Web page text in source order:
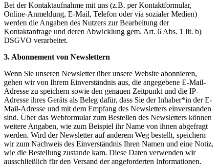
Bei der Kontaktaufnahme mit uns (z.B. per Kontaktformular,
Online-Anmeldung, E-Mail, Telefon oder via sozialer Medien)
werden die Angaben des Nutzers zur Bearbeitung der
Kontaktanfrage und deren Abwicklung gem. Art. 6 Abs. 1 lit. b)
DSGVO verarbeitet.
3. Abonnement von Newslettern
Wenn Sie unseren Newsletter über unsere Website abonnieren,
gehen wir von Ihrem Einverständnis aus, die angegebene E-Mail-
Adresse zu speichern sowie den genauen Zeitpunkt und die IP-
Adresse ihres Geräts als Beleg dafür, dass Sie der Inhaber*in der E-
Mail-Adresse und mit dem Empfang des Newsletters einverstanden
sind. Über das Webformular zum Bestellen des Newsletters können
weitere Angaben, wie zum Beispiel ihr Name von ihnen abgefragt
werden. Wird der Newsletter auf anderem Weg bestellt, speichern
wir zum Nachweis des Einverständnis Ihren Namen und eine Notiz,
wie die Bestellung zustande kam. Diese Daten verwenden wir
ausschließlich für den Versand der angeforderten Informationen.